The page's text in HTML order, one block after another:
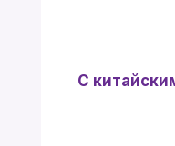
С